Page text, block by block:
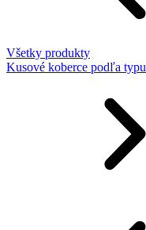
Všetky produkty
Kusové koberce podľa typu